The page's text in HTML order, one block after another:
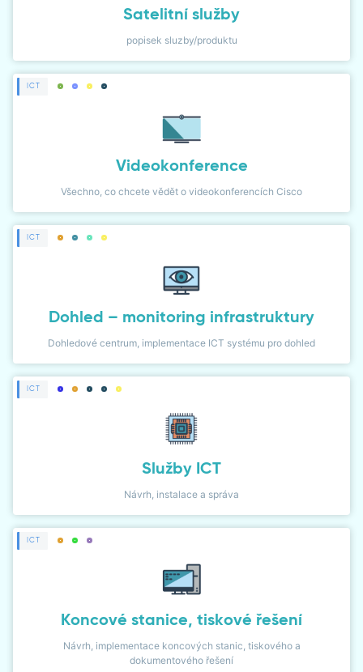
Satelitní služby
popisek sluzby/produktu
ICT
Videokonference
Všechno, co chcete vědět o videokonferencích Cisco
ICT
Dohled – monitoring infrastruktury
Dohledové centrum, implementace ICT systému pro dohled
ICT
Služby ICT
Návrh, instalace a správa
ICT
Koncové stanice, tiskové řešení
Návrh, implementace koncových stanic, tiskového a
dokumentového řešení